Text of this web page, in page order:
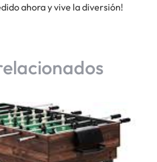
ahora y vive la diversión!